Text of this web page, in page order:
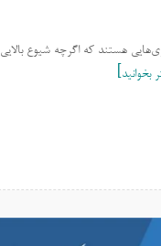
هستند که اگرچه شیوع بالایی
بخوانید